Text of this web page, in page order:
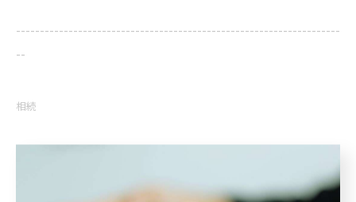
--------------------------------------------------------------------
--
相続